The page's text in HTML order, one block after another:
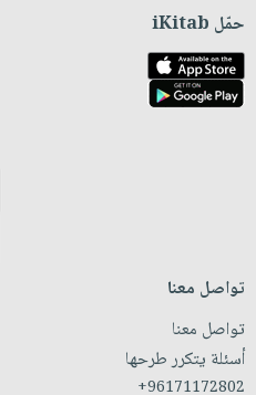
حمّل iKitab
تواصل معنا
تواصل معنا
أسئلة يتكرر طرحها
+96171172802